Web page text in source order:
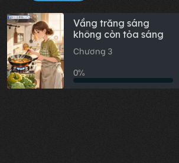
Vầng trăng sáng
không còn tỏa sáng
Chương 3
0%